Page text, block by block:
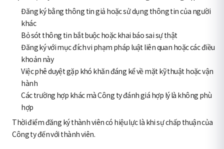
Đăng ký bằng thông tin giả hoặc sử dụng thông tin của người
khác
Bỏ sót thông tin bắt buộc hoặc khai báo sai sự thật
Đăng ký với mục đích vi phạm pháp luật liên quan hoặc các điều
khoản này
Việc phê duyệt gặp khó khăn đáng kể về mặt kỹ thuật hoặc vận
hành
Các trường hợp khác mà Công ty đánh giá hợp lý là không phù
hợp
Thời điểm đăng ký thành viên có hiệu lực là khi sự chấp thuận của
Công ty đến với thành viên.